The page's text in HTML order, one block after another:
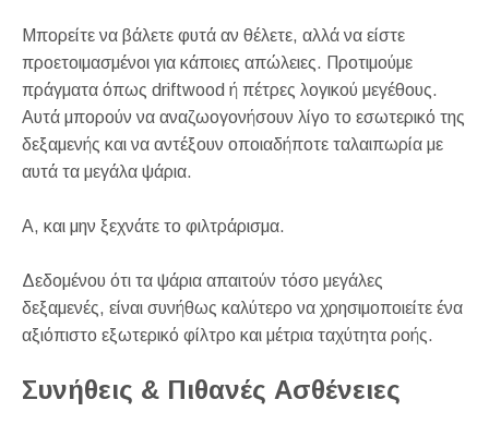
Μπορείτε να βάλετε φυτά αν θέλετε, αλλά να είστε
προετοιμασμένοι για κάποιες απώλειες. Προτιμούμε
πράγματα όπως driftwood ή πέτρες λογικού μεγέθους.
Αυτά μπορούν να αναζωογονήσουν λίγο το εσωτερικό της
δεξαμενής και να αντέξουν οποιαδήποτε ταλαιπωρία με
αυτά τα μεγάλα ψάρια.
Α, και μην ξεχνάτε το φιλτράρισμα.
Δεδομένου ότι τα ψάρια απαιτούν τόσο μεγάλες
δεξαμενές, είναι συνήθως καλύτερο να χρησιμοποιείτε ένα
αξιόπιστο εξωτερικό φίλτρο και μέτρια ταχύτητα ροής.
Συνήθεις & Πιθανές Ασθένειες